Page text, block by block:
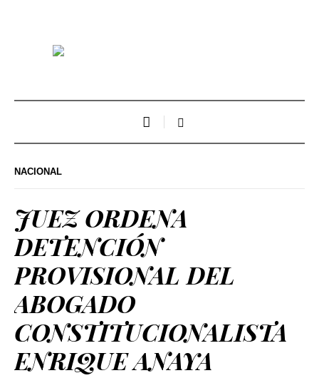
NACIONAL
JUEZ ORDENA
DETENCIÓN
PROVISIONAL DEL
ABOGADO
CONSTITUCIONALISTA
ENRIQUE ANAYA